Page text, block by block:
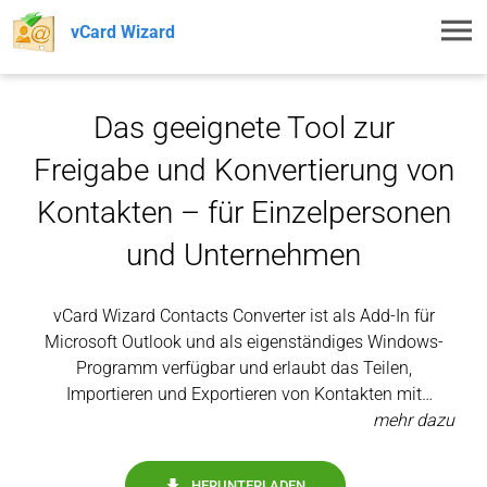
Das geeignete Tool zur
Freigabe und Konvertierung von
Kontakten – für Einzelpersonen
und Unternehmen
vCard Wizard Contacts Converter ist als Add-In für
Microsoft Outlook und als eigenständiges Windows-
Programm verfügbar und erlaubt das Teilen,
Importieren und Exportieren von Kontakten mit
wenigen Klicks. vCard Wizard Contacts Converter Pro
Freigabe von Kontakten in einen schnellen Vorgang mit
vCard Wizard